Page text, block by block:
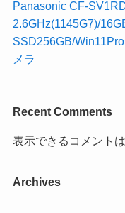
Panasonic CF-
2.6GHz(1145G7)/
SSD256GB/
メラ
Recent Comments
表示できるコメント
Archives